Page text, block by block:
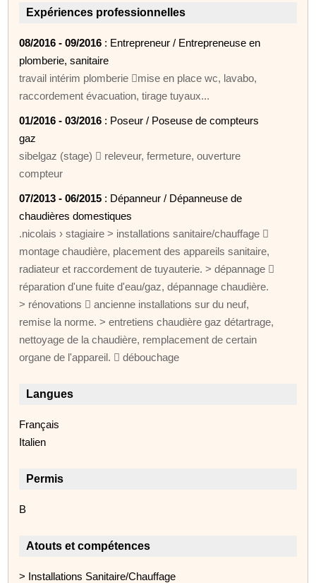
Expériences professionnelles
08/2016 - 09/2016 : Entrepreneur / Entrepreneuse en
plomberie, sanitaire
travail intérim plomberie mise en place wc, lavabo,
raccordement évacuation, tirage tuyaux...
01/2016 - 03/2016 : Poseur / Poseuse de compteurs
gaz
sibelgaz (stage)  releveur, fermeture, ouverture
compteur
07/2013 - 06/2015 : Dépanneur / Dépanneuse de
chaudières domestiques
.nicolais › stagiaire > installations sanitaire/chauffage 
montage chaudière, placement des appareils sanitaire,
radiateur et raccordement de tuyauterie. > dépannage 
réparation d'une fuite d'eau/gaz, dépannage chaudière.
> rénovations  ancienne installations sur du neuf,
remise la norme. > entretiens chaudière gaz détartrage,
nettoyage de la chaudière, remplacement de certain
organe de l'appareil.  débouchage
Langues
Français
Italien
Permis
B
Atouts et compétences
> Installations Sanitaire/Chauffage